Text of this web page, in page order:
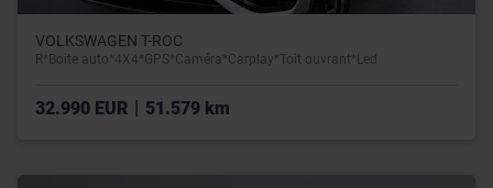
VOLKSWAGEN T-ROC
R*Boite auto*4X4*GPS*Caméra*Carplay*Toit ouvrant*Led
32.990 EUR | 51.579 km